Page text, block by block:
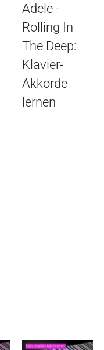
Adele -
Rolling In
The Deep:
Klavier-
Akkorde
lernen